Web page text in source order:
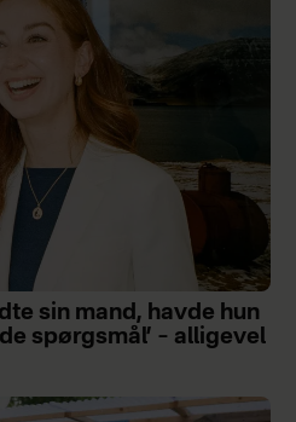
sin mand, havde hun
spørgsmål’ – alligevel